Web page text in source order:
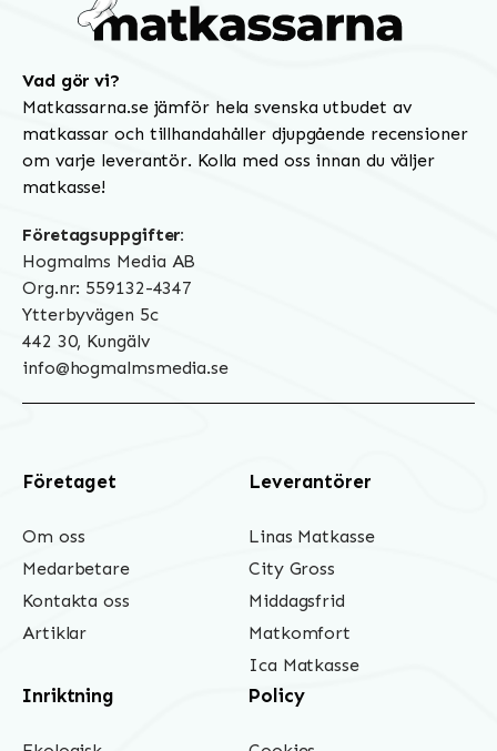
Vad gör vi?
Matkassarna.se jämför hela svenska utbudet av
matkassar och tillhandahåller djupgående recensioner
om varje leverantör. Kolla med oss innan du väljer
matkasse!
Företagsuppgifter:
Hogmalms Media AB
Org.nr: 559132-4347
Ytterbyvägen 5c
442 30, Kungälv
info@hogmalmsmedia.se
Företaget
Om oss
Medarbetare
Kontakta oss
Artiklar
Leverantörer
Linas Matkasse
City Gross
Middagsfrid
Matkomfort
Ica Matkasse
Inriktning Policy